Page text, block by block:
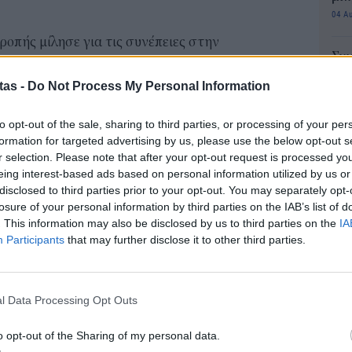
- Do Not Process My Personal Information
opt-out of the sale, sharing to third parties, or processing of your
for targeted advertising by us, please use the below opt-out
selection. Please note that after your opt-out request is processed
interest-based ads based on personal information utilized by us
to third parties prior to your opt-out. You may separately
of your personal information by third parties on the IAB’s list of
This information may also be disclosed by us to third parties on the
Participants that may further disclose it to other third parties.
Data Processing Opt Outs
opt-out of the Sharing of my personal data.
μίλησε για τις συνέπειες στην
ιδίως στις αγορές τους, στα φάρμακα, στις
τους καταναλωτές σε όλο τον κόσμο. Αυτό θα
θα βρεθούν αντιμέτωποι με υψηλότερους
προμηθεύονται αγαθά. Τα φάρμακα θα
μεταφορές. Ο πληθωρισμός θα αυξηθεί».
μεγάλες– θα υποφέρουν από την πρώτη μέρα.
τη διαταραχή των αλυσίδων εφοδιασμού
της επιχειρηματικής δραστηριότητας
δραστικά».
«χάος», για «αταξία», σημειώνοντας πως
για τον αθέμιτο ανταγωνισμό, οι δασμοί
να υπάρχει καμία τάξη στην αταξία. Δεν
04
04